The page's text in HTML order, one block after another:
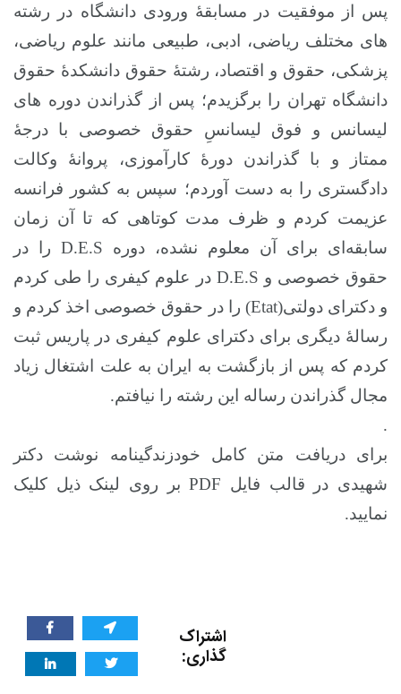
پس از موفقیت در مسابقۀ ورودی دانشگاه در رشته
های مختلف ریاضی، ادبی، طبیعی مانند علوم ریاضی،
پزشکی، حقوق و اقتصاد، رشتۀ حقوق دانشکدۀ حقوق
دانشگاه تهران را برگزیدم؛ پس از گذراندن دوره های
لیسانس و فوق لیسانسِ حقوق خصوصی با درجۀ
ممتاز و با گذراندن دورۀ کارآموزی، پروانۀ وکالت
دادگستری را به دست آوردم؛ سپس به کشور فرانسه
عزیمت کردم و ظرف مدت کوتاهی که تا آن زمان
سابقهای برای آن معلوم نشده، دوره D.E.S را در
حقوق خصوصی و D.E.S در علوم کیفری را طی کردم
و دکترای دولتی(Etat) را در حقوق خصوصی اخذ کردم و
رسالۀ دیگری برای دکترای علوم کیفری در پاریس ثبت
کردم که پس از بازگشت به ایران به علت اشتغال زیاد
مجال گذراندن رساله این رشته را نیافتم.
.
برای دریافت متن کامل خودزندگینامه نوشت دکتر
شهیدی در قالب فایل PDF بر روی لینک ذیل کلیک
نمایید.
اشتراک
گذاری: